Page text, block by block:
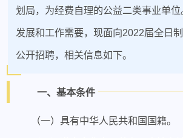
划局，为经费自理的公益二类事业单
发展和工作需要，现面向2022届全日
公开招聘，相关信息如下。
一、基本条件
（一）具有中华人民共和国国籍。